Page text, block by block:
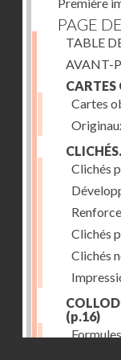
PAGE
TABLE
AVANT-
Cartes
Clichés
Clichés
Clichés
(p.16)